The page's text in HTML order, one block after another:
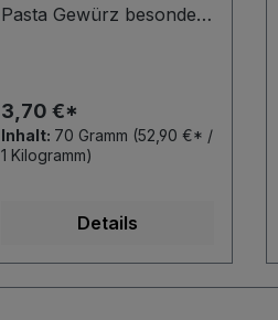
Pasta Gewürz besonders
Zubereiten einer
traditionellen Margherita-
eines herzhaften
3,70 €*
Inhalt: 70 Gramm (52,90 €* /
1 Kilogramm)
Details